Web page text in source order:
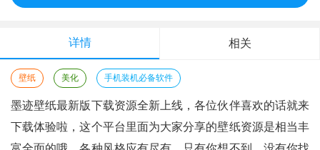
详情 相关
壁纸 美化 手机装机必备软件
墨迹壁纸最新版下载资源全新上线，各位伙伴喜欢的话就来
下载体验啦，这个平台里面为大家分享的壁纸资源是相当丰